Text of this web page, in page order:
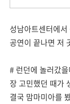
성남아트센터에
공연이 끝나면 저
# 런던에 놀러갔
장 고민했던 때가
결국 맘마미아를